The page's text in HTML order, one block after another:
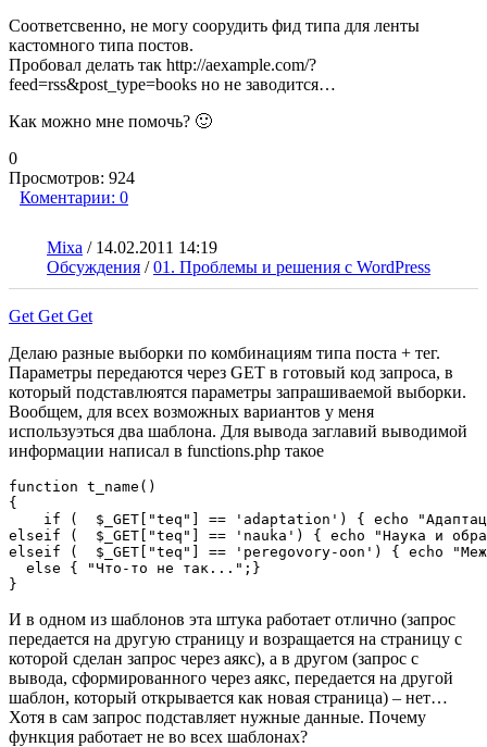
Соответсвенно, не могу соорудить фид типа для ленты
кастомного типа постов.
Пробовал делать так http://aexample.com/?
feed=rss&post_type=books но не заводится…
Как можно мне помочь? 🙂
0
Просмотров: 924
Коментарии: 0
Mixa / 14.02.2011 14:19
Обсуждения /01. Проблемы и решения с WordPress
Get Get Get
Делаю разные выборки по комбинациям типа поста + тег.
Параметры передаются через GET в готовый код запроса, в
который подставлюятся параметры запрашиваемой выборки.
Вообщем, для всех возможных вариантов у меня
используэться два шаблона. Для вывода заглавий выводимой
информации написал в functions.php такое
function t_name()
{
if (  $_GET["teq"] == 'adaptation') { echo
elseif (  $_GET["teq"] == 'nauka') { echo "Наука и
elseif (  $_GET["teq"] == 'peregovory-oon') { echo
  else { "Что-то не так...";}
}
И в одном из шаблонов эта штука работает отлично (запрос
передается на другую страницу и возращается на страницу с
которой сделан запрос через аякс), а в другом (запрос с
вывода, сформированного через аякс, передается на другой
шаблон, который открывается как новая страница) – нет…
Хотя в сам запрос подставляет нужные данные. Почему
функция работает не во всех шаблонах?